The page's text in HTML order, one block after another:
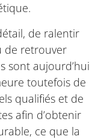
de ralentir
de retrouver
sont aujourd’hui
toutefois de
qualifiés et de
afin d’obtenir
ce que la